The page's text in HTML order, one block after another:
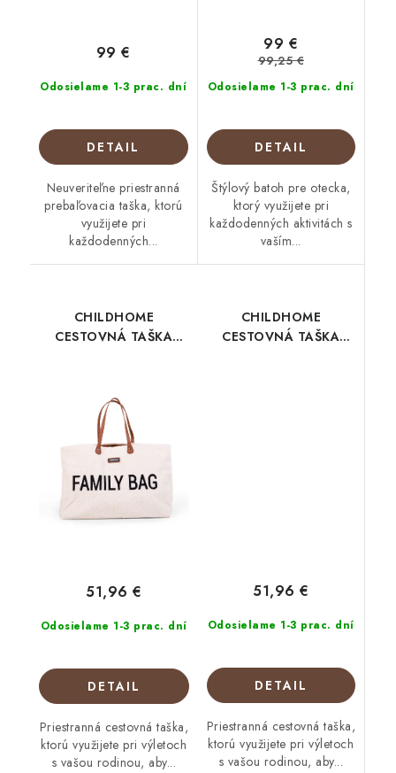
Odosielame 1-3 prac. dní
99 €
DETAIL
Neuveriteľne priestranná
prebaľovacia taška, ktorú
využijete pri
každodenných...
Odosielame 1-3 prac. dní
99 €
99,25 €
DETAIL
Štýlový batoh pre otecka,
ktorý využijete pri
každodenných aktivitách s
vaším...
CHILDHOME
CESTOVNÁ TAŠKA
Odosielame 1-3 prac. dní
51,96 €
DETAIL
Priestranná cestovná taška,
ktorú využijete pri výletoch
s vašou rodinou, aby...
CHILDHOME
CESTOVNÁ TAŠKA
Odosielame 1-3 prac. dní
51,96 €
DETAIL
Priestranná cestovná taška,
ktorú využijete pri výletoch
s vašou rodinou, aby...